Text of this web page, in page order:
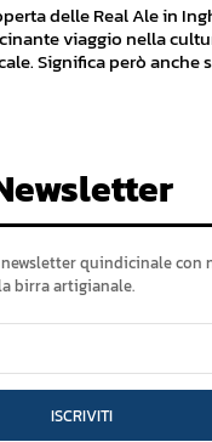
delle Real Ale in
viaggio nella
Significa però anche
quindicinale con
birra artigianale.
ISCRIVITI